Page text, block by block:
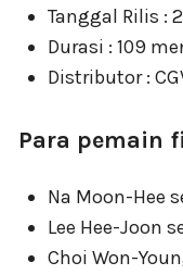
Tanggal Rilis :
Durasi : 109
Distributor :
Para pemain
Na Moon-Hee
Lee Hee-Joon
Choi Won-